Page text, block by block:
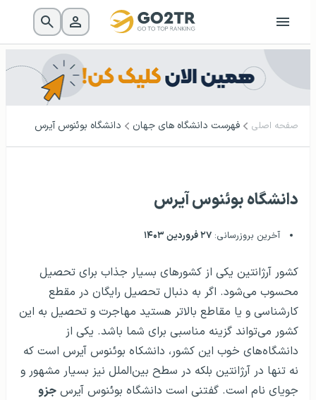
صفحه اصلی فهرست دانشگاه‌ های جهان دانشگاه بوئنوس آیرس
دانشگاه بوئنوس آیرس
آخرین بروزرسانی: ۲۷ فروردین ۱۴۰۳
کشور آرژانتین یکی از کشور‌های بسیار جذاب برای تحصیل
محسوب می‌شود. اگر به دنبال تحصیل رایگان در مقطع
کارشناسی و یا مقاطع بالاتر هستید مهاجرت و تحصیل به این
کشور می‌تواند گزینه مناسبی برای شما باشد. یکی از
دانشگاه‌های خوب این کشور، دانشکاه بوئنوس آیرس است که
نه تنها در آرژانتین بلکه در سطح بین‌الملل نیز بسیار مشهور و
جویای نام است. گفتنی است دانشگاه بوئنوس آیرس جزو